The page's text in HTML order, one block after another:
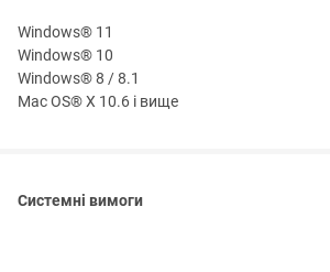
Windows® 11
Windows® 10
Windows® 8 / 8.1
Mac OS® X 10.6 і вище
Системні вимоги